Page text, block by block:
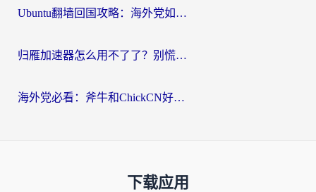
Ubuntu翻墙回国攻略：海外党如何选对加速器，无缝刷国内剧玩游戏？
归雁加速器怎么用不了了？别慌，这篇指南教你如何丝滑“回家”
海外党必看：斧牛和ChickCN好用吗？3款热门加速器实测+番茄加速器深度体验
下载应用